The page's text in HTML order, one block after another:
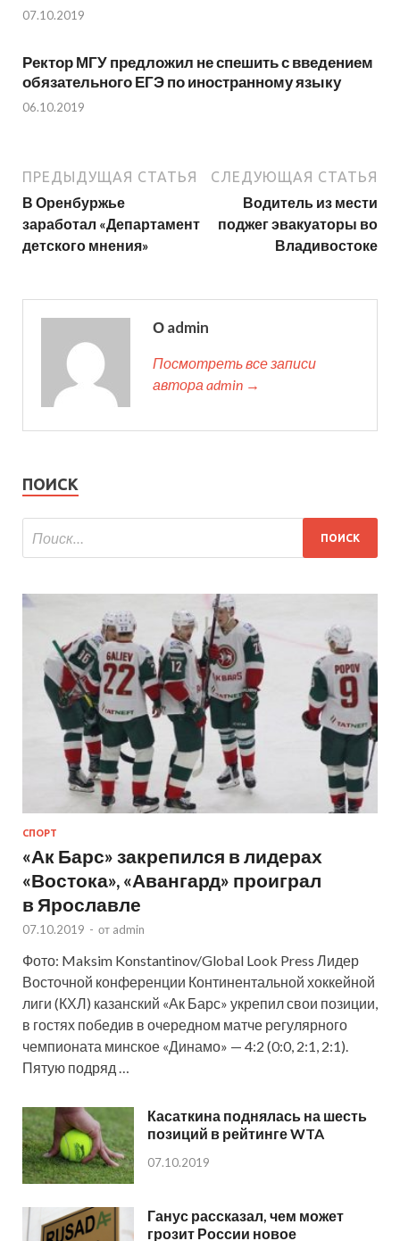
07.10.2019
Ректор МГУ предложил не спешить с введением
обязательного ЕГЭ по иностранному языку
06.10.2019
ПРЕДЫДУЩАЯ СТАТЬЯ
В Оренбуржье
заработал «Департамент
детского мнения»
СЛЕДУЮЩАЯ СТАТЬЯ
Водитель из мести
поджег эвакуаторы во
Владивостоке
О admin
Посмотреть все записи
автора admin →
ПОИСК
СПОРТ
«Ак Барс» закрепился в лидерах
«Востока», «Авангард» проиграл
в Ярославле
07.10.2019 - от admin
Фото: Maksim Konstantinov/Global Look Press Лидер
Восточной конференции Континентальной хоккейной
лиги (КХЛ) казанский «Ак Барс» укрепил свои позиции,
в гостях победив в очередном матче регулярного
чемпионата минское «Динамо» — 4:2 (0:0, 2:1, 2:1).
Пятую подряд …
Касаткина поднялась на шесть
позиций в рейтинге WTA
07.10.2019
Ганус рассказал, чем может
грозит России новое